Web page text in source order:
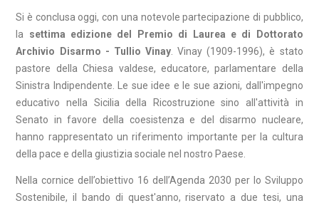
Si è conclusa oggi, con una notevole partecipazione di pubblico,
la settima edizione del Premio di Laurea e di Dottorato
Archivio Disarmo - Tullio Vinay . Vinay (1909-1996), è stato
pastore della Chiesa valdese, educatore, parlamentare della
Sinistra Indipendente. Le sue idee e le sue azioni, dall'impegno
educativo nella Sicilia della Ricostruzione sino all'attività in
Senato in favore della coesistenza e del disarmo nucleare,
hanno rappresentato un riferimento importante per la cultura
della pace e della giustizia sociale nel nostro Paese.
Nella cornice dell’obiettivo 16 dell’Agenda 2030 per lo Sviluppo
Sostenibile, il bando di quest'anno, riservato a due tesi, una